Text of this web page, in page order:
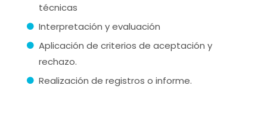
técnicas
Interpretación y evaluación
Aplicación de criterios de aceptación y
rechazo.
Realización de registros o informe.